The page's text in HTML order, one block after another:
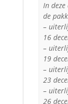
In
de
–
16
–
19
–
23
–
26